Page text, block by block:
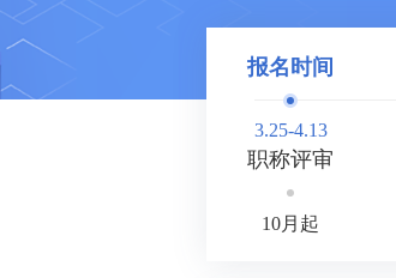
报名时间
3.25-4.13
职称评审
10月起